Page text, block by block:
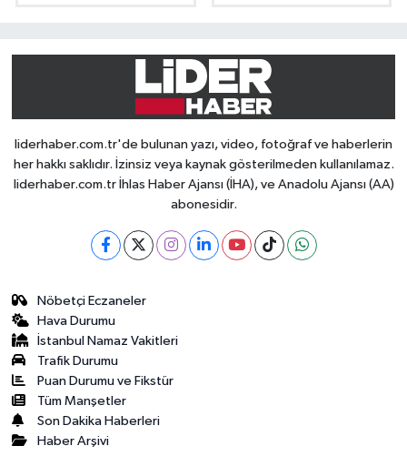
liderhaber.com.tr'de bulunan yazı, video, fotoğraf ve haberlerin
her hakkı saklıdır. İzinsiz veya kaynak gösterilmeden kullanılamaz.
liderhaber.com.tr İhlas Haber Ajansı (İHA), ve Anadolu Ajansı (AA)
abonesidir.
Nöbetçi Eczaneler
Hava Durumu
İstanbul Namaz Vakitleri
Trafik Durumu
Puan Durumu ve Fikstür
Tüm Manşetler
Son Dakika Haberleri
Haber Arşivi